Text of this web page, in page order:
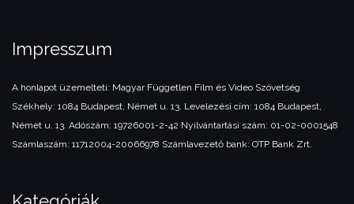
Impresszum
A honlapot üzemelteti: Magyar Független Film és Video Szövetség
Székhely: 1084 Budapest, Német u. 13. Levelezési cím: 1084 Budapest,
Német u. 13. Adószám: 19726001-2-42 Nyilvántartási szám: 01-02-0001548
Számlaszám: 11712004-20066978 Számlavezető bank: OTP Bank Zrt.